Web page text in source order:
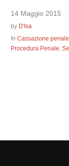
14 Maggio 2015
by D'Isa
InCassazione
Procedura Penale,